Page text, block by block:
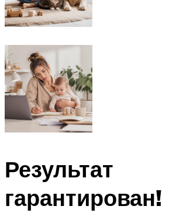
Результат
гарантирован!